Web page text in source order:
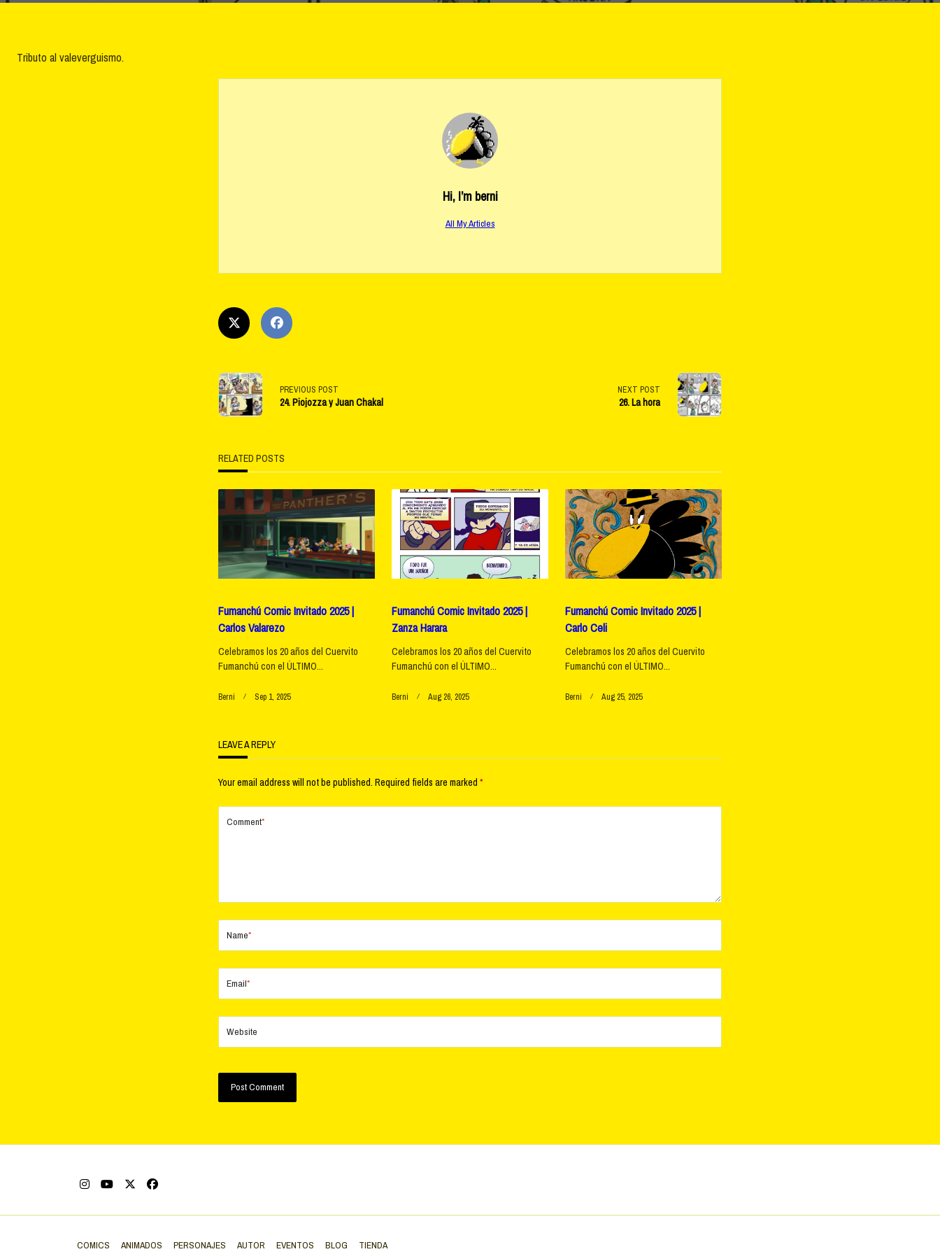
Tributo al valeverguismo.
Hi, I’m berni
All My Articles
<span
class="nav-
subtitle
screen-
reader-
text">Page</span>
PREVIOUS POST
24. Piojozza y Juan Chakal
NEXT POST
26. La hora
RELATED POSTS
Fumanchú Comic Invitado 2025 |
Carlos Valarezo
Celebramos los 20 años del Cuervito
Fumanchú con el ÚLTIMO...
Berni Sep 1, 2025
Fumanchú Comic Invitado 2025 |
Zanza Harara
Celebramos los 20 años del Cuervito
Fumanchú con el ÚLTIMO...
Berni Aug 26, 2025
Fumanchú Comic Invitado 2025 |
Carlo Celi
Celebramos los 20 años del Cuervito
Fumanchú con el ÚLTIMO...
Berni Aug 25, 2025
LEAVE A REPLY
Your email address will not be published. Required fields are marked *
Comment*
Name*
Email*
Website
COMICS ANIMADOS PERSONAJES AUTOR EVENTOS BLOG TIENDA